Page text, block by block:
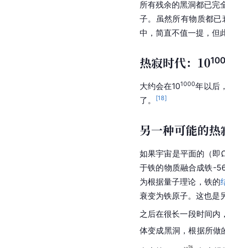
所有残余的黑洞都已完
子。虽然所有物质都
中，简直不值一提，但
热寂时代：10
大约会在101000年以后
了。
[18]
另一种可能的
如果宇宙是平面的（即
于铁的物质融合成铁-
为根据量子理论，铁的
衰变为铁原子。这也是
之后在很长一段时间内
体变成黑洞，根据所做